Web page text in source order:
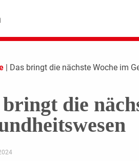
| Das bringt die nächste Woche im
die